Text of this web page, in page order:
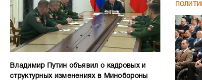
Владимир Путин объявил о кадровых и
структурных изменениях в Минобороны